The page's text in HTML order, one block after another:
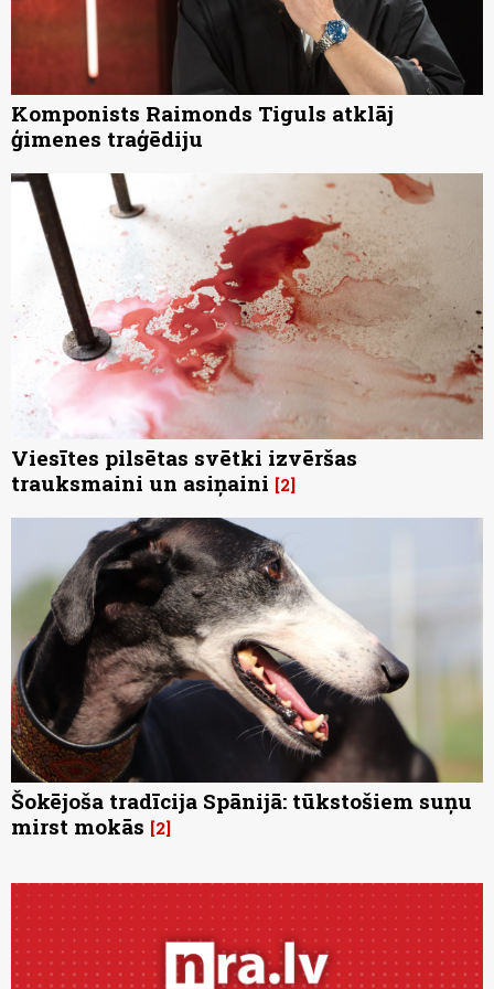
Komponists Raimonds Tiguls atklāj
ģimenes traģēdiju
Viesītes pilsētas svētki izvēršas
trauksmaini un asiņaini 2
Šokējoša tradīcija Spānijā: tūkstošiem suņu
mirst mokās 2